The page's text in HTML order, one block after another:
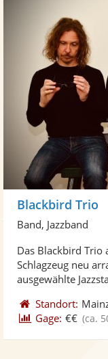
Blackbird Trio
Band, Jazzband
Das Blackbird Trio
Schlagzeug neu
ausgewählte
Standort:
Gage: €€ (ca.